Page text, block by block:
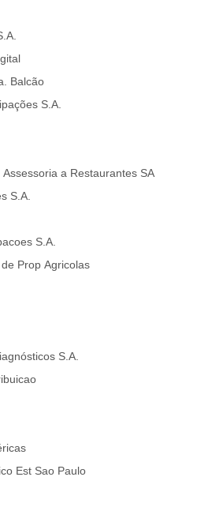
Balcão
S.A.
a Restaurantes SA
S.A.
S.A.
Prop Agricolas
S.A.
Est Sao Paulo